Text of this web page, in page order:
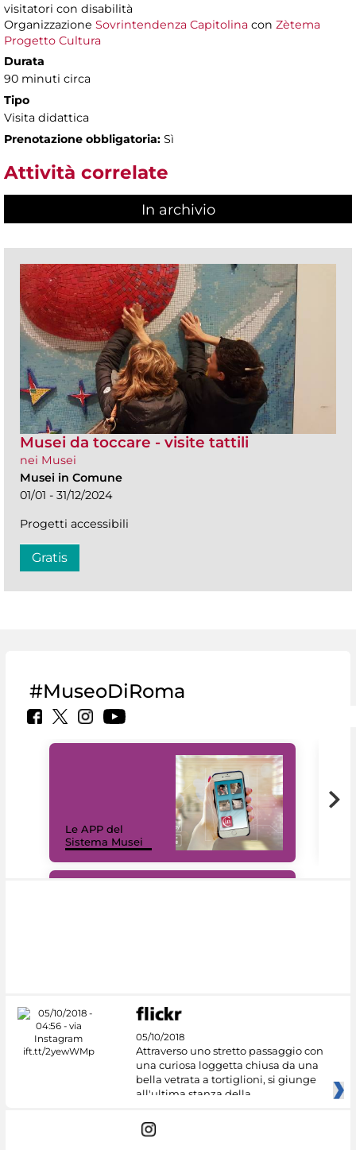
visitatori con disabilità
Organizzazione Sovrintendenza Capitolina con Zètema
Progetto Cultura
Durata
90 minuti circa
Tipo
Visita didattica
Prenotazione obbligatoria: Sì
Attività correlate
In archivio
Musei da toccare - visite tattili
nei Musei
Musei in Comune
01/01 - 31/12/2024
Progetti accessibili
Gratis
#MuseoDiRoma
Le APP del
Sistema Musei
05/10/2018
Attraverso uno stretto passaggio con
una curiosa loggetta chiusa da una
bella vetrata a tortiglioni, si giunge
all'ultima stanza della